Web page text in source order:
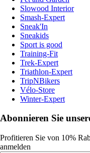
Slowood Interior
Smash-Expert
Sneak'In
Sneakids
Sport is good
Training-Fit
Trek-Expert
Triathlon-Expert
TripNBikers
Vélo-Store
Winter-Expert
Abonnieren Sie
Profitieren Sie von 10%
anmelden